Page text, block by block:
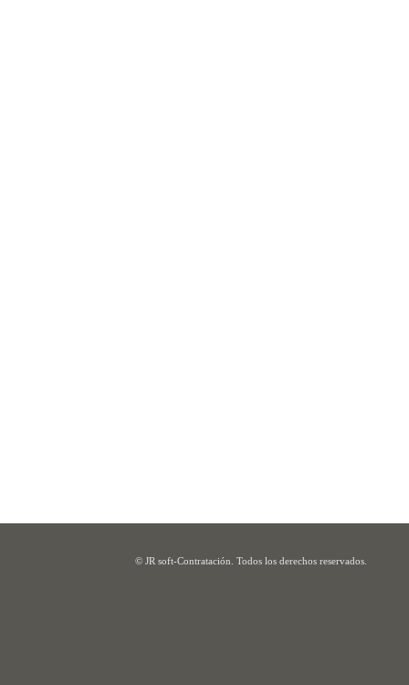
© JR soft-Contratación. Todos los derechos reservados.